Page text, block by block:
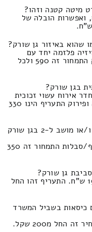
מיטה קטנה וזהו?
ואפשרות הובלה של
שהוא באיזור גן שורק?
פלזמה יחד עם
שולחן אוכל סלון בסיפוח להרכיב ולפרק התמחור זה 590 ולכל
בגן שורק?
אירוח עשוי זכוכית
או מעצים או מגבס בסינתזה של הרכבה ופירוק התעריף הינו 330
מהי עלות הובלת כורסה פינתית/נפתחת ו/או מושב ל-2 בגן שורק
עלות הובלת מערכת הישיבה על ידי מנוף/סבלות התמחור זה 350
גן שורק?
העלות זה מינימום 160 וזה מגיע עד 190 ש"ח. התעריף זהו החל
כיסאות בשביל המשרד
החל מ200 שקל.